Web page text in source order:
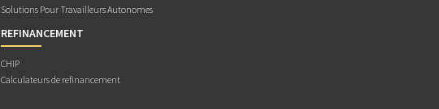
Solutions Pour Travailleurs Autonomes
REFINANCEMENT
CHIP
Calculateurs de refinancement